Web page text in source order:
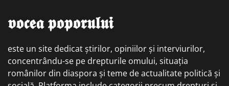
𝖛𝖔𝖈𝖊𝖆 𝖕𝖔𝖕𝖔𝖗𝖚𝖑𝖚𝖎
este un site dedicat știrilor, opiniilor și interviurilor,
concentrându-se pe drepturile omului, situația
românilor din diaspora și teme de actualitate politică și